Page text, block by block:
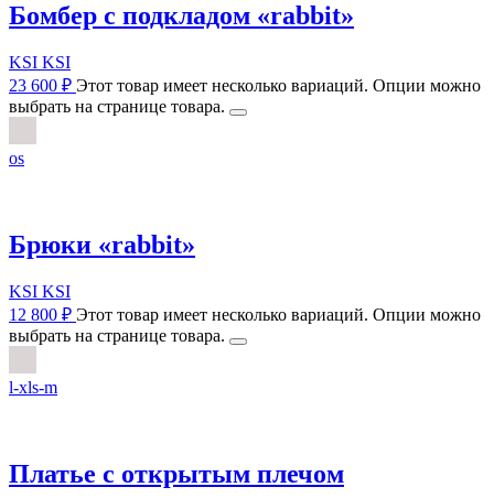
Бомбер с подкладом «rabbit»
KSI KSI
23 600 ₽ Этот товар имеет несколько вариаций. Опции можно
выбрать на странице товара.
os
Брюки «rabbit»
KSI KSI
12 800 ₽ Этот товар имеет несколько вариаций. Опции можно
выбрать на странице товара.
l-xls-m
Платье с открытым плечом